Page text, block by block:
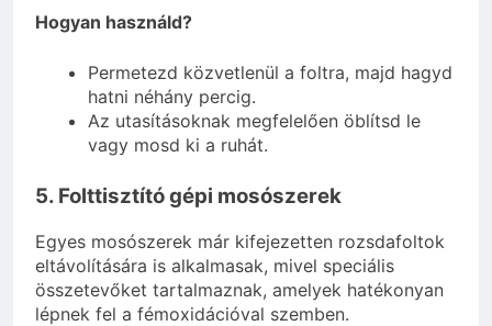
Hogyan használd?
Permetezd közvetlenül a foltra, majd hagyd
hatni néhány percig.
Az utasításoknak megfelelően öblítsd le
vagy mosd ki a ruhát.
5. Folttisztító gépi mosószerek
Egyes mosószerek már kifejezetten rozsdafoltok
eltávolítására is alkalmasak, mivel speciális
összetevőket tartalmaznak, amelyek hatékonyan
lépnek fel a fémoxidációval szemben.